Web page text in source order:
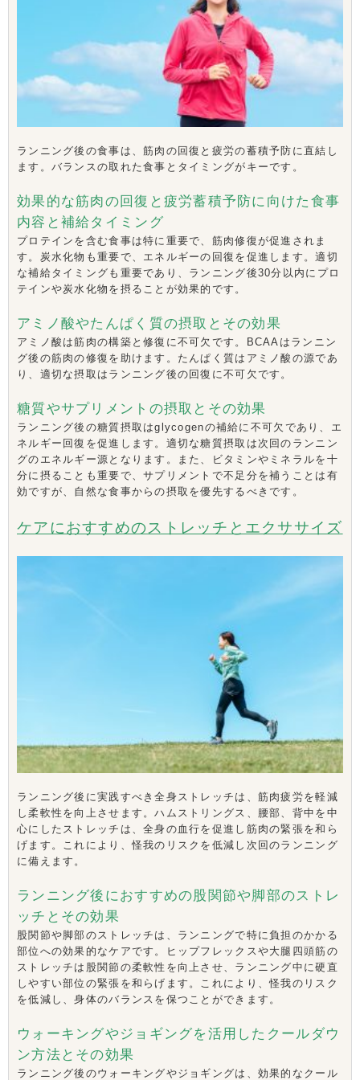
ランニング後の食事は、筋肉の回復と疲労の蓄積予防に直結し
ます。バランスの取れた食事とタイミングがキーです。
効果的な筋肉の回復と疲労蓄積予防に向けた食事
内容と補給タイミング
プロテインを含む食事は特に重要で、筋肉修復が促進されま
す。炭水化物も重要で、エネルギーの回復を促進します。適切
な補給タイミングも重要であり、ランニング後30分以内にプロ
テインや炭水化物を摂ることが効果的です。
アミノ酸やたんぱく質の摂取とその効果
アミノ酸は筋肉の構築と修復に不可欠です。BCAAはランニン
グ後の筋肉の修復を助けます。たんぱく質はアミノ酸の源であ
り、適切な摂取はランニング後の回復に不可欠です。
糖質やサプリメントの摂取とその効果
ランニング後の糖質摂取はglycogenの補給に不可欠であり、エ
ネルギー回復を促進します。適切な糖質摂取は次回のランニン
グのエネルギー源となります。また、ビタミンやミネラルを十
分に摂ることも重要で、サプリメントで不足分を補うことは有
効ですが、自然な食事からの摂取を優先するべきです。
ケアにおすすめのストレッチとエクササイズ
ランニング後に実践すべき全身ストレッチは、筋肉疲労を軽減
し柔軟性を向上させます。ハムストリングス、腰部、背中を中
心にしたストレッチは、全身の血行を促進し筋肉の緊張を和ら
げます。これにより、怪我のリスクを低減し次回のランニング
に備えます。
ランニング後におすすめの股関節や脚部のストレ
ッチとその効果
股関節や脚部のストレッチは、ランニングで特に負担のかかる
部位への効果的なケアです。ヒップフレックスや大腿四頭筋の
ストレッチは股関節の柔軟性を向上させ、ランニング中に硬直
しやすい部位の緊張を和らげます。これにより、怪我のリスク
を低減し、身体のバランスを保つことができます。
ウォーキングやジョギングを活用したクールダウ
ン方法とその効果
ランニング後のウォーキングやジョギングは、効果的なクール